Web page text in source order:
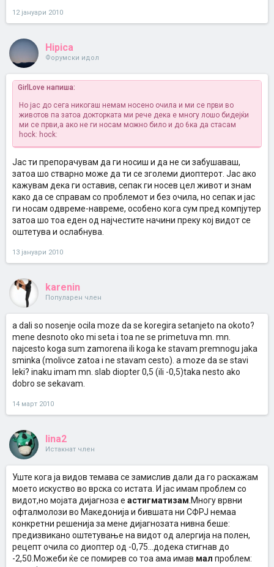
12 јануари 2010
Hipica
Форумски идол
GirlLove напиша:
Но јас до сега никогаш немам носено очила и ми се први во
животов па затоа докторката ми рече дека е многу лошо бидејќи
ми се први,а ако не ги носам можно било и до 6ка да стасам
hock: hock:
Јас ти препорачувам да ги носиш и да не си забушаваш,
затоа шо стварно може да ти се зголеми диоптерот. Јас ако
кажувам дека ги оставив, сепак ги носев цел живот и знам
како да се справам со проблемот и без очила, но сепак и јас
ги носам одвреме-навреме, особено кога сум пред компјутер
затоа шо тоа еден од најчестите начини преку кој видот се
оштетува и ослабнува.
13 јануари 2010
karenin
Популарен член
a dali so nosenje ocila moze da se koregira setanjeto na okoto?
mene desnoto oko mi seta i toa ne se primetuva mn. mn.
najcesto koga sum zamorena ili koga ke stavam premnogu jaka
sminka (molivce zatoa i ne stavam cesto). a moze da se stavi
leki? inaku imam mn. slab diopter 0,5 (ili -0,5)taka nesto ako
dobro se sekavam.
14 март 2010
lina2
Истакнат член
Уште кога ја видов темава се замислив дали да го раскажам
моето искуство во врска со истата. И јас имам проблем со
видот,но мојата дијагноза е астигматизам .Многу врвни
офталмолози во Македонија и бившата ни СФРЈ немаа
конкретни решенија за мене дијагнозата нивна беше:
предизвикано оштетување на видот од алергија на полен,
рецепт очила со диоптер од -0,75...додека стигнав до
-2,50.Можеби ќе се помирев со тоа ама имав мал проблем: